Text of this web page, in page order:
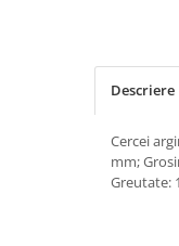
Descriere
Cercei
mm;
Greutate: